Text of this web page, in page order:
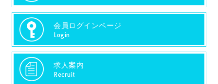
会員ログインページ
Login
求人案内
Recruit